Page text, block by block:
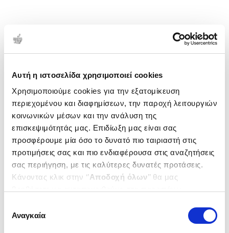
Αυτή η ιστοσελίδα χρησιμοποιεί cookies
Χρησιμοποιούμε cookies για την εξατομίκευση
περιεχομένου και διαφημίσεων, την παροχή λειτουργιών
κοινωνικών μέσων και την ανάλυση της
επισκεψιμότητάς μας. Επιδίωξη μας είναι σας
προσφέρουμε μία όσο το δυνατό πιο ταιριαστή στις
προτιμήσεις σας και πιο ενδιαφέρουσα στις αναζητήσεις
σας περιήγηση, με τις καλύτερες δυνατές προτάσεις.
Κάνοντας κλικ στην ‘’Αποδοχή όλων’’ θα μας
ενδιαφέρουν και να επιλέξετε από τα παρακάτω με την
΄΄και να ενημερωθείτε σχετικά με
συγκατάθεσης
Αναγκαία